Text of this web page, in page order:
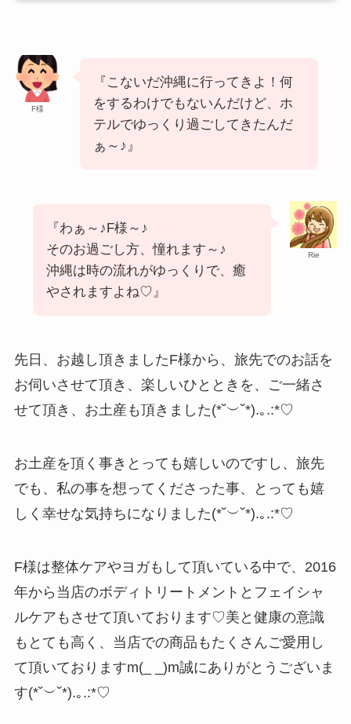
F様
『こないだ沖縄に行ってきよ！何
をするわけでもないんだけど、ホ
テルでゆっくり過ごしてきたんだ
ぁ～♪』
Rie
『わぁ～♪F様～♪
そのお過ごし方、憧れます～♪
沖縄は時の流れがゆっくりで、癒
やされますよね♡』
先日、お越し頂きましたF様から、旅先でのお話を
お伺いさせて頂き、楽しいひとときを、ご一緒さ
せて頂き、お土産も頂きました(*˘︶˘*).｡.:*♡
お土産を頂く事きとっても嬉しいのですし、旅先
でも、私の事を想ってくださった事、とっても嬉
しく幸せな気持ちになりました(*˘︶˘*).｡.:*♡
F様は整体ケアやヨガもして頂いている中で、2016
年から当店のボディトリートメントとフェイシャ
ルケアもさせて頂いております♡美と健康の意識
もとても高く、当店での商品もたくさんご愛用し
て頂いておりますm(_ _)m誠にありがとうございま
す(*˘︶˘*).｡.:*♡